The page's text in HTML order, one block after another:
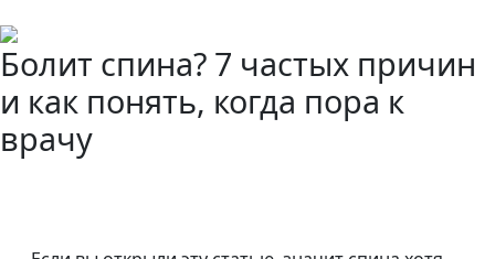
Болит спина? 7 частых причин
и как понять, когда пора к
врачу